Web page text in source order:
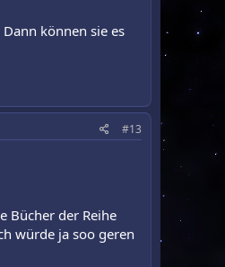
können sie es
#13
Bücher der Reihe
würde ja soo geren